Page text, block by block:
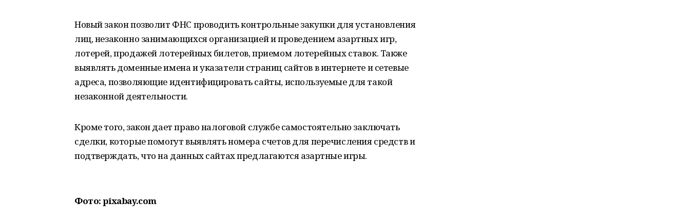
Новый закон позволит ФНС проводить контрольные закупки для установления
лиц, незаконно занимающихся организацией и проведением азартных игр,
лотерей, продажей лотерейных билетов, приемом лотерейных ставок. Также
выявлять доменные имена и указатели страниц сайтов в интернете и сетевые
адреса, позволяющие идентифицировать сайты, используемые для такой
незаконной деятельности.
Кроме того, закон дает право налоговой службе самостоятельно заключать
сделки, которые помогут выявлять номера счетов для перечисления средств и
подтверждать, что на данных сайтах предлагаются азартные игры.
Фото: pixabay.com